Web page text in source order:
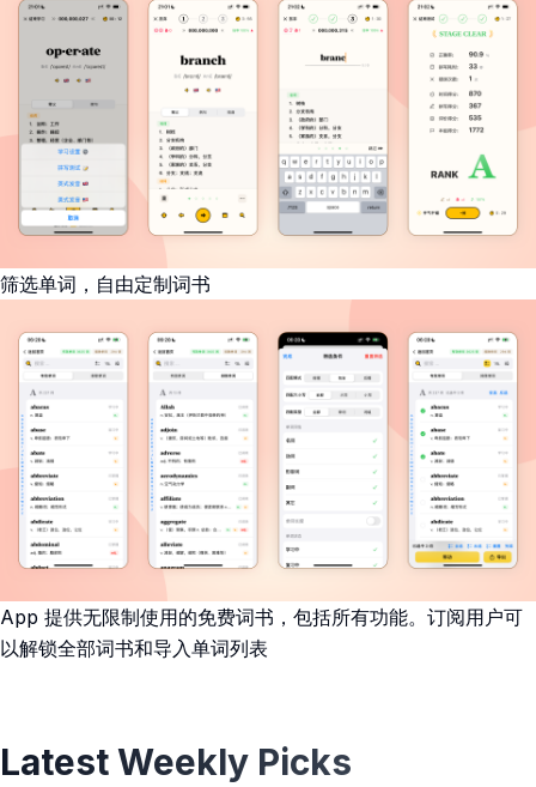
筛选单词，自由定制词书
App 提供无限制使用的免费词书，包括所有功能。订阅用户可
以解锁全部词书和导入单词列表
Latest Weekly Picks